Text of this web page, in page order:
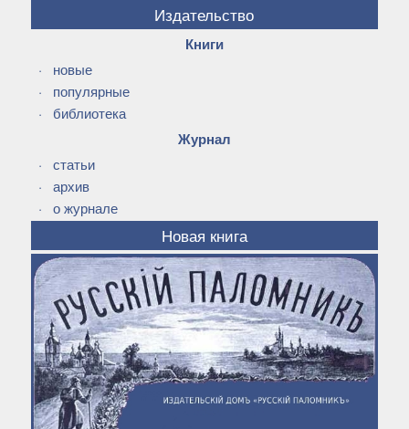
Издательство
Книги
· новые
· популярные
· библиотека
Журнал
· статьи
· архив
· о журнале
Новая книга